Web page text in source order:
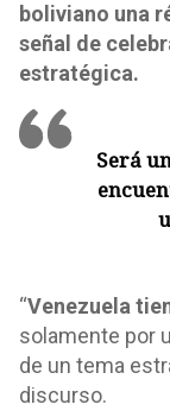
boliviano una
señal de
estratégica.
Será
“Venezuela
solamente por
de un tema
discurso.